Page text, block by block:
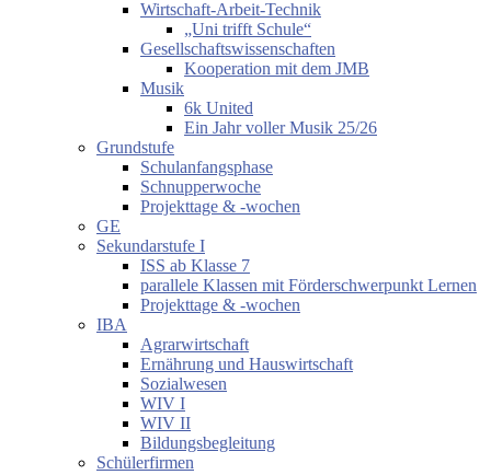
Wirtschaft-Arbeit-Technik
„Uni trifft Schule“
Gesellschaftswissenschaften
Kooperation mit dem JMB
Musik
6k United
Ein Jahr voller Musik 25/26
Grundstufe
Schulanfangsphase
Schnupperwoche
Projekttage & -wochen
GE
Sekundarstufe I
ISS ab Klasse 7
parallele Klassen mit Förderschwerpunkt Lernen
Projekttage & -wochen
IBA
Agrarwirtschaft
Ernährung und Hauswirtschaft
Sozialwesen
WIV I
WIV II
Bildungsbegleitung
Schülerfirmen